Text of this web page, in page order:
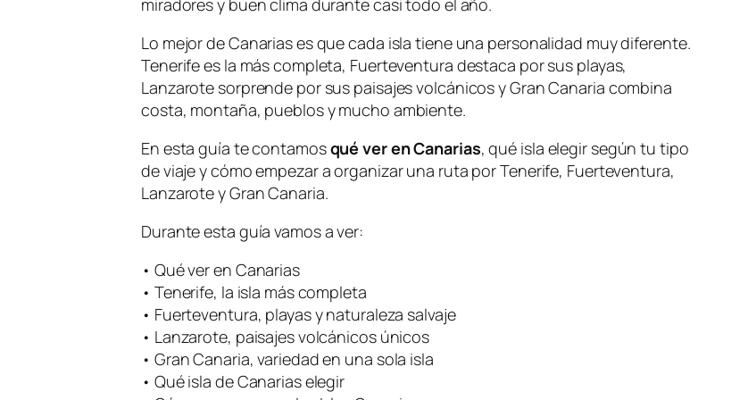
miradores y buen clima durante casi todo el año.
Lo mejor de Canarias es que cada isla tiene una personalidad muy diferente.
Tenerife es la más completa, Fuerteventura destaca por sus playas,
Lanzarote sorprende por sus paisajes volcánicos y Gran Canaria combina
costa, montaña, pueblos y mucho ambiente.
En esta guía te contamosqué ver en Canarias, qué isla elegir según tu tipo
de viaje y cómo empezar a organizar una ruta por Tenerife, Fuerteventura,
Lanzarote y Gran Canaria.
Durante esta guía vamos a ver:
• Qué ver en Canarias
• Tenerife, la isla más completa
• Fuerteventura, playas y naturaleza salvaje
• Lanzarote, paisajes volcánicos únicos
• Gran Canaria, variedad en una sola isla
• Qué isla de Canarias elegir